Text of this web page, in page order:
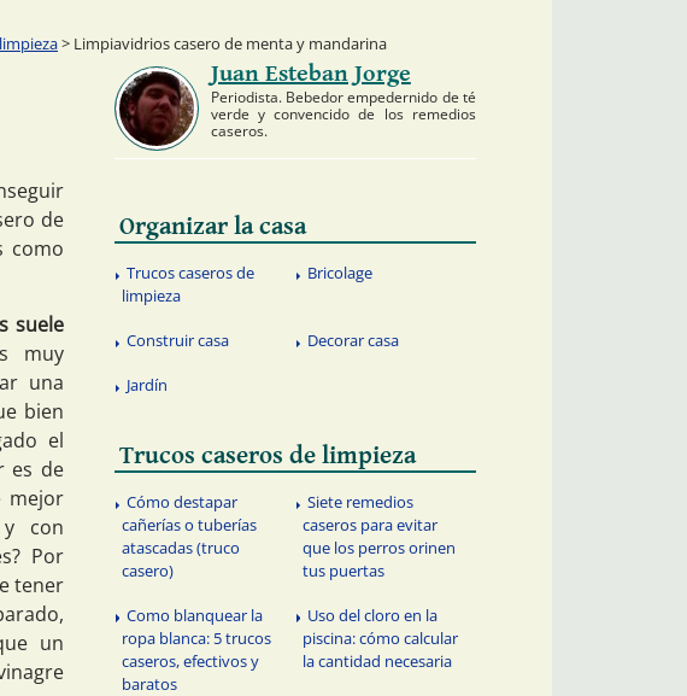
> Limpiavidrios casero de menta y mandarina
de
como
suele
muy
una
bien
el
es de
mejor
con
Por
tener
un
Juan Esteban Jorge
Periodista. Bebedor empedernido de té
verde y convencido de los remedios
caseros.
Organizar la casa
Trucos caseros de
limpieza
Bricolage
Construir casa Decorar casa
Jardín
Trucos caseros de limpieza
Cómo destapar
cañerías o tuberías
atascadas (truco
casero)
Siete remedios
caseros para evitar
que los perros orinen
tus puertas
Como blanquear la
ropa blanca: 5 trucos
caseros, efectivos y
baratos
Uso del cloro en la
piscina: cómo calcular
la cantidad necesaria